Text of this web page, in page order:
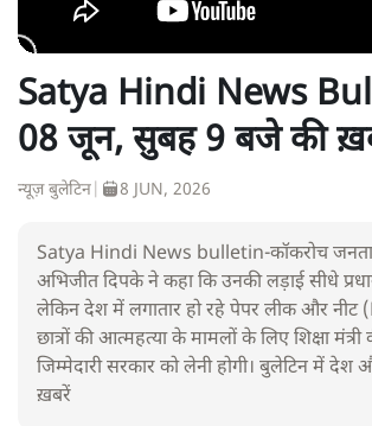
Satya Hindi News
08 जून, सुबह 9 बजे की
न्यूज़ बुलेटिन 8 JUN, 2026
Satya Hindi News bulletin-कॉकरोच जनता
अभिजीत दिपके ने कहा कि उनकी लड़ाई सीधे
लेकिन देश में लगातार हो रहे पेपर लीक और नीट
छात्रों की आत्महत्या के मामलों के लिए शिक्षा मंत्री
जिम्मेदारी सरकार को लेनी होगी। बुलेटिन में देश
ख़बरें